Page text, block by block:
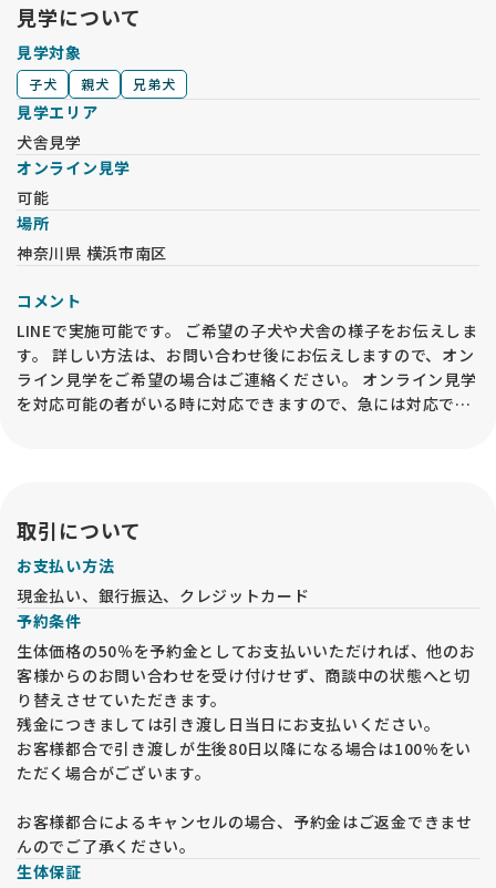
見学について
見学対象
子犬 親犬 兄弟犬
見学エリア
犬舎見学
オンライン見学
可能
場所
神奈川県 横浜市南区
コメント
LINEで実施可能です。 ご希望の子犬や犬舎の様子をお伝えしま
す。 詳しい方法は、お問い合わせ後にお伝えしますので、オン
ライン見学をご希望の場合はご連絡ください。 オンライン見学
を対応可能の者がいる時に対応できますので、急には対応でき
取引について
お支払い方法
現金払い、銀行振込、クレジットカード
予約条件
生体価格の50％を予約金としてお支払いいただければ、他のお
客様からのお問い合わせを受け付けせず、商談中の状態へと切
り替えさせていただきます。
残金につきましては引き渡し日当日にお支払いください。
お客様都合で引き渡しが生後80日以降になる場合は100%をい
ただく場合がございます。
お客様都合によるキャンセルの場合、予約金はご返金できませ
んのでご了承ください。
生体保証